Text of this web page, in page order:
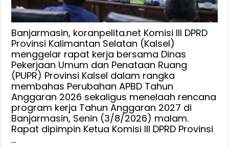
2026
dan
Prioritaskan
Program
Infrastruktur
Yang
Belum
Terakomodir
Banjarmasin, koranpelita.net Komisi III DPRD
Provinsi Kalimantan Selatan (Kalsel)
menggelar rapat kerja bersama Dinas
Pekerjaan Umum dan Penataan Ruang
(PUPR) Provinsi Kalsel dalam rangka
membahas Perubahan APBD Tahun
Anggaran 2026 sekaligus menelaah rencana
program kerja Tahun Anggaran 2027 di
Banjarmasin, Senin (3/8/2026) malam.
Rapat dipimpin Ketua Komisi III DPRD Provinsi
…